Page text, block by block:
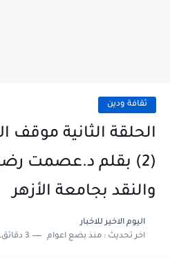
ثقافة ودين
الحلقة الثانية
(2) بقلم د.عصمت
والنقد بجامعة الأزهر
اليوم الاخير للاخبار
اخر تحديث :منذ بضع اعوام 3 دقائق للقراءة